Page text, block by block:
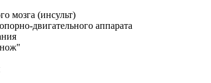
мозга (инсульт)
двигательного аппарата